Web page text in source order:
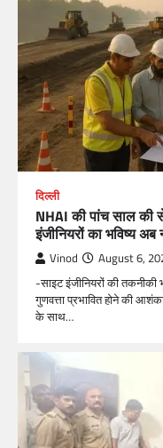
दिल्ली
NHAI की पांच साल की
इंजीनियरों का भविष्य
Vinod August 6,
-साइट इंजीनियरों की तकनीकी
गुणवत्ता प्रभावित होने की
के साथ…